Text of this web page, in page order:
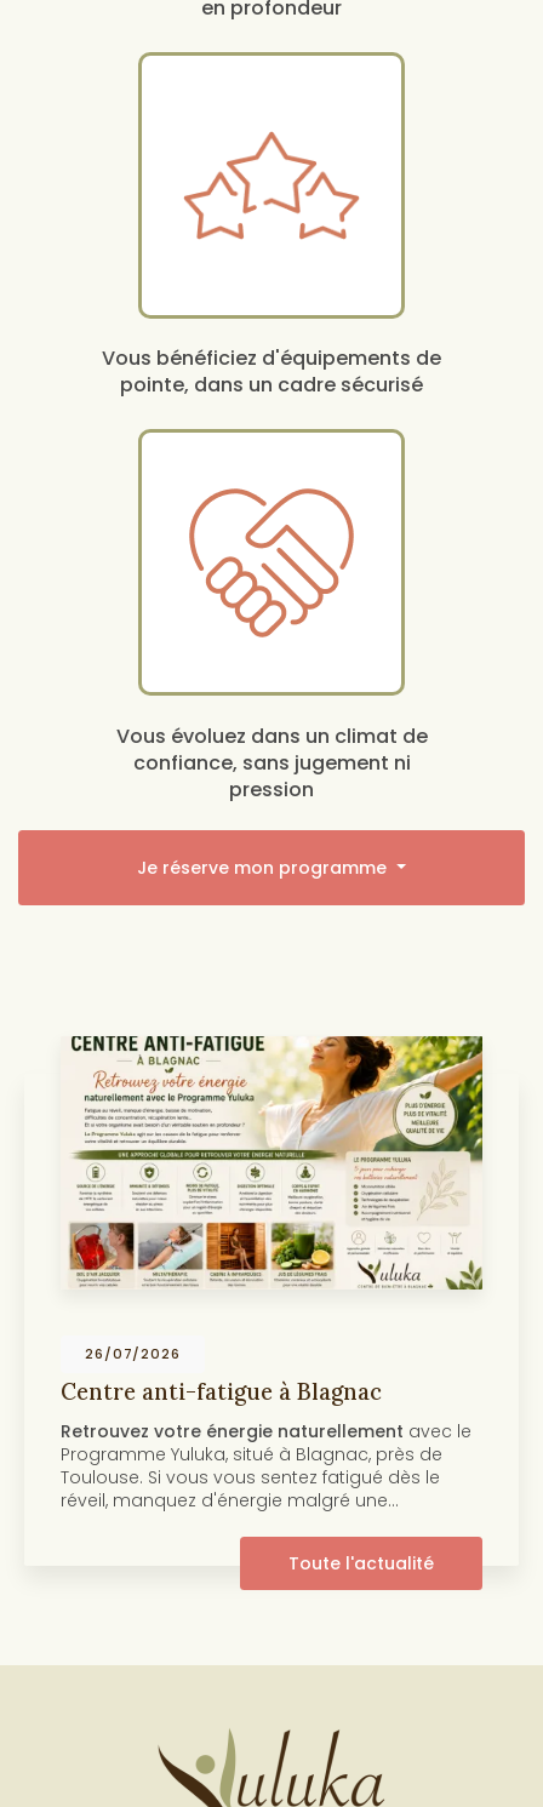
en profondeur
Vous bénéficiez d'équipements de
pointe, dans un cadre sécurisé
Vous évoluez dans un climat de
confiance, sans jugement ni
pression
Je réserve mon programme
26/07/2026
Centre anti-fatigue à Blagnac
Retrouvez votre énergie naturellement avec le
Programme Yuluka, situé à Blagnac, près de
Toulouse. Si vous vous sentez fatigué dès le
réveil, manquez d'énergie malgré une…
Toute l'actualité